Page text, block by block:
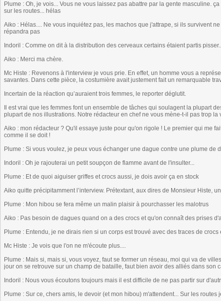
Plume : Oh, je vois... Vous ne vous laissez pas abattre par la gente masculine.
sur les routes... hélas
Aiko : Hélas.... Ne vous inquiétez pas, les machos que j'attrape, si ils survivent
répandra pas
Indoril : Comme on dit à la distribution des cerveaux certains étaient partis
Aiko : Merci ma chère.
Mc Histe : Revenons à l'interview je vous prie. En effet, un homme vous a
savantes. Dans cette pièce, la costumière avait justement fait un remarquable
Incertain de la réaction qu’auraient trois femmes, le reporter déglutit.
Il est vrai que les femmes font un ensemble de tâches qui soulagent la plupart
plupart de nos illustrations. Notre rédacteur en chef ne vous mène-t-il pas trop la
Aiko : mon rédacteur ? Qu'il essaye juste pour qu'on rigole ! Le premier qui me
comme il se doit !
Plume : Si vous voulez, je peux vous échanger une dague contre une plume de
Indoril : Oh je rajouterai un petit soupçon de flamme avant de l'insulter...
Plume : Et de quoi aiguiser griffes et crocs aussi, je dois avoir ça en stock
Aiko quitte précipitamment l’interview. Prétextant, aux dires de Monsieur Histe,
Plume : Mon hibou se fera même un malin plaisir à pourchasser les malotrus
Aiko : Pas besoin de dagues quand on a des crocs et qu'on connaît des prises
Plume : Entendu, je ne dirais rien si un corps est trouvé avec des traces de crocs
Mc Histe : Je vois que l'on ne m'écoute plus....
Plume : Mais si, mais si, vous voyez, faut se former un réseau, moi qui va de
jour on se retrouve sur un champ de bataille, faut bien avoir des alliés dans son
Indoril : Nous vous écoutons toujours mais il est difficile de ne pas partir sur
Plume : Sur ce, chers amis, le devoir (et mon hibou) m'attendent... Sur les routes